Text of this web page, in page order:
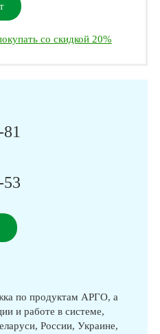
со скидкой 20%
по продуктам АРГО, а
и работе в системе,
России, Украине,